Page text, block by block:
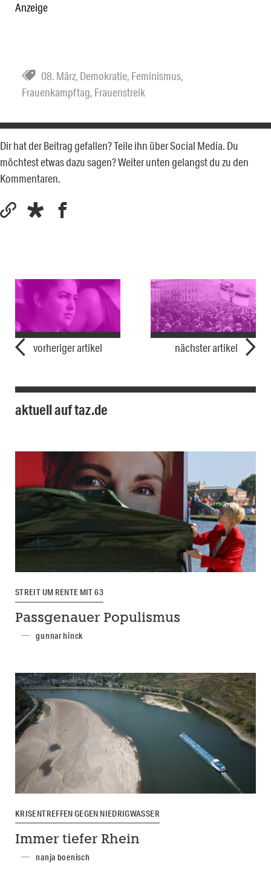
Anzeige
08. März, Demokratie, Feminismus,
Frauenkampftag, Frauenstreik
Dir hat der Beitrag gefallen? Teile ihn über Social Media. Du
möchtest etwas dazu sagen? Weiter unten gelangst du zu den
Kommentaren.
vorheriger artikel nächster artikel
aktuell auf taz.de
STREIT UM RENTE MIT 63
Passgenauer Populismus
gunnar hinck
KRISENTREFFEN GEGEN NIEDRIGWASSER
Immer tiefer Rhein
nanja boenisch